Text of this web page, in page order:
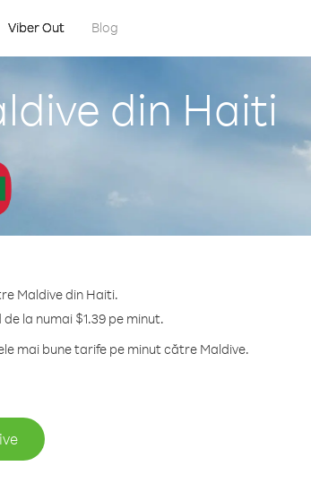
Viber Out Blog
din Haiti
Maldive din Haiti.
la numai $1.39 pe minut.
mai bune tarife pe minut către Maldive.